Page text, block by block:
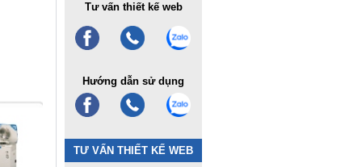
Tư vấn thiết kế web
Hướng dẫn sử dụng
TƯ VẤN THIẾT KẾ WEB